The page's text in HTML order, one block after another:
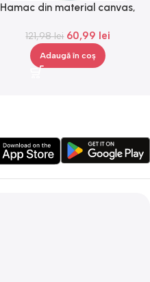
Hamac din material canvas,
121,98lei 60,99 lei
Adaugă în coș